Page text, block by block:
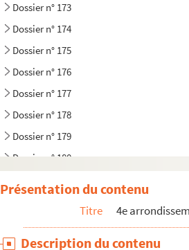
Dossier n° 173
Dossier n° 174
Dossier n° 175
Dossier n° 176
Dossier n° 177
Dossier n° 178
Dossier n° 179
Dossier n° 180
Dossier n° 184
Présentation du contenu
Titre 4e
Description du contenu